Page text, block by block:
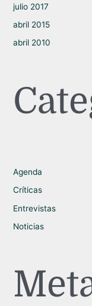
julio 2017
abril 2015
abril 2010
Agenda
Críticas
Entrevistas
Noticias